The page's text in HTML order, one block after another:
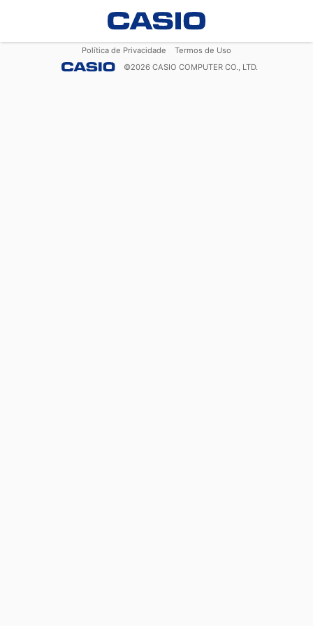
Política de Privacidade
Termos de Uso
©2026 CASIO COMPUTER CO., LTD.